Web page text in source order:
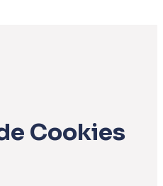
Cookies